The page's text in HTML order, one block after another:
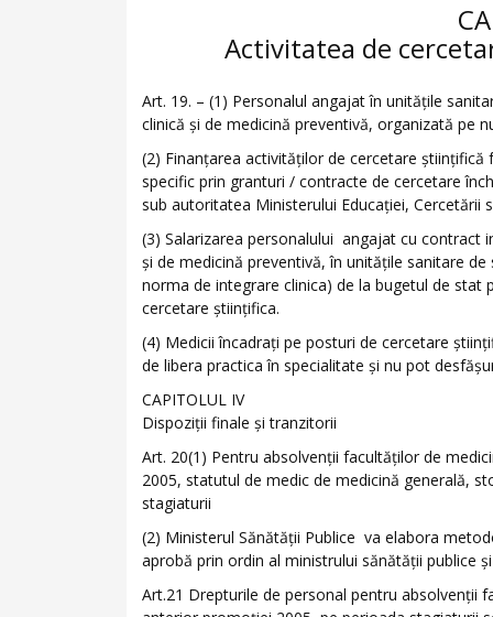
Activitatea de
Art. 19. – (1) Personalul angajat în unităţile
clinică şi de medicină preventivă, organizată pe
(2) Finanţarea activităţilor de cercetare
specific prin granturi / contracte de cercetare
sub autoritatea Ministerului Educaţiei, Cercetării
(3) Salarizarea personalului angajat cu contract
şi de medicină preventivă, în unităţile sanitare
norma de integrare clinica) de la bugetul de stat
cercetare ştiinţifica.
(4) Medicii încadraţi pe posturi de cercetare
de libera practica în specialitate şi nu pot
CAPITOLUL IV
Dispoziţii finale şi tranzitorii
Art. 20(1) Pentru absolvenţii facultăţilor de
2005, statutul de medic de medicină generală,
stagiaturii
(2) Ministerul Sănătăţii Publice va elabora
aprobă prin ordin al ministrului sănătăţii publice
Art.21 Drepturile de personal pentru absolvenţii